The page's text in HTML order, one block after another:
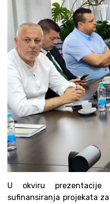
U okviru
sufinansiranja projekata